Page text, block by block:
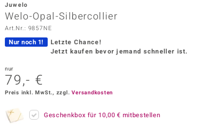
Vogue
Juwelo
Welo-Opal-Silbercollier
Art.Nr.: 9857NE
Nur noch 1!
Letzte Chance!
Jetzt kaufen bevor jemand schneller ist.
nur
79,- €
Preis inkl. MwSt., zzgl.Versandkosten
Geschenkbox für 10,00 € mitbestellen